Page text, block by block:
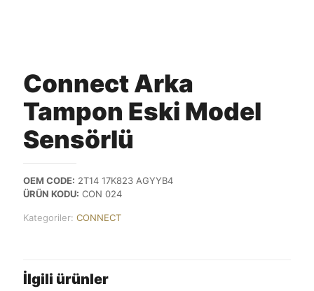
Connect Arka
Tampon Eski Model
Sensörlü
OEM CODE: 2T14 17K823 AGYYB4
ÜRÜN KODU: CON 024
Kategoriler: CONNECT
İlgili ürünler